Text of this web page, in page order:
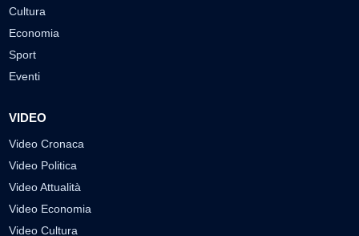
Cultura
Economia
Sport
Eventi
VIDEO
Video Cronaca
Video Politica
Video Attualità
Video Economia
Video Cultura